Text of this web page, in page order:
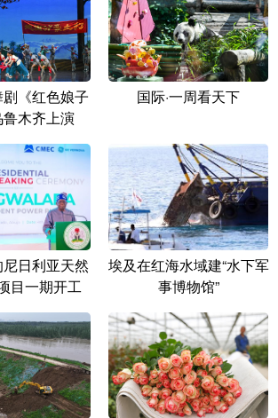
《红色娘子
木齐上演
国际·一周看天下
日利亚天然
目一期开工
埃及在红海水域建“水下军
事博物馆”